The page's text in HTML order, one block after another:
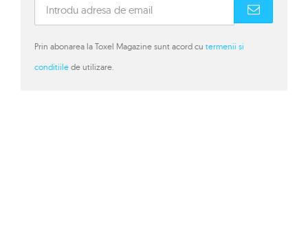
Prin abonarea la Toxel Magazine sunt acord cu termenii si
conditiile de utilizare.